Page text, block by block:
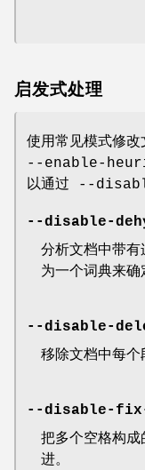
启发式处理
使用常见模式修
--enable-
以通过 --
--disable-
分析文档中带
为一个词典来确
--disable-
移除文档中每个
--disable-
把多个空格构
进。